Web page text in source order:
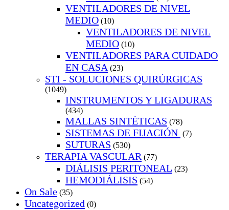
VENTILADORES DE NIVEL
MEDIO (10)
VENTILADORES DE NIVEL
MEDIO (10)
VENTILADORES PARA CUIDADO
EN CASA (23)
STI - SOLUCIONES QUIRÚRGICAS
(1049)
INSTRUMENTOS Y LIGADURAS
(434)
MALLAS SINTÉTICAS (78)
SISTEMAS DE FIJACIÓN (7)
SUTURAS (530)
TERAPIA VASCULAR (77)
DIÁLISIS PERITONEAL (23)
HEMODIÁLISIS (54)
On Sale (35)
Uncategorized (0)